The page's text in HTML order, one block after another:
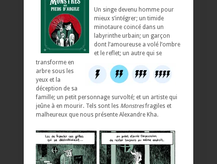
Un singe devenu homme pour
mieux s’intégrer; un timide
minotaure coincé dans un
labyrinthe urbain; un garçon
dont l’amoureuse a volé l’ombre
et le reflet; un autre qui se
transforme en
arbre sous les
yeux et la
déception de sa
famille; un petit personnage survolté; et un artiste qui
jeûne à en mourir. Tels sont les Monstresfragiles et
malheureux que nous présente Alexandre Kha.